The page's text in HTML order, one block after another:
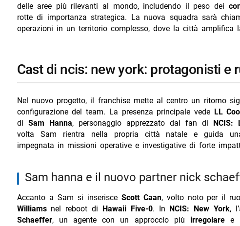
delle aree più rilevanti al mondo, includendo il peso dei
rotte di importanza strategica. La nuova squadra sarà
operazioni in un territorio complesso, dove la città amplifica
cast di ncis: new york: protagonisti e
Nel nuovo progetto, il franchise mette al centro un ritorno
configurazione del team. La presenza principale vede LL
di Sam Hanna, personaggio apprezzato dai fan di NCIS:
volta Sam rientra nella propria città natale e guida
impegnata in missioni operative e investigative di forte
sam hanna e il nuovo partner nick
Accanto a Sam si inserisce Scott Caan, volto noto per il
Williamsnel reboot di Hawaii Five-0. In NCIS: New York,
Schaeffer, un agente con un approccio più irregolaree